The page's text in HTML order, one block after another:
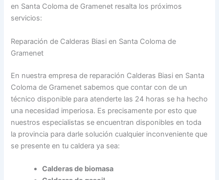
en Santa Coloma de Gramenet resalta los próximos
servicios:
Reparación de Calderas Biasi en Santa Coloma de
Gramenet
En nuestra empresa de reparación Calderas Biasi en Santa
Coloma de Gramenet sabemos que contar con de un
técnico disponible para atenderte las 24 horas se ha hecho
una necesidad imperiosa. Es precisamente por esto que
nuestros especialistas se encuentran disponibles en toda
la provincia para darle solución cualquier inconveniente que
se presente en tu caldera ya sea:
Calderas de biomasa